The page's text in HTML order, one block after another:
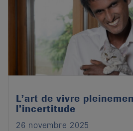
L’art de vivre
l’incertitude
26 novembre 2025